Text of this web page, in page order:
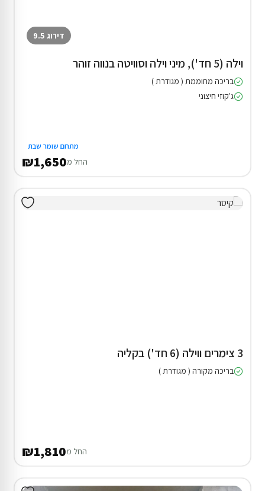
דירוג 9.5
וילה (5 חד'), מיני וילה וסוויטה בנווה זוהר
בריכה מחוממת ( מגודרת )
ג'קוזי חיצוני
מתחם שומר שבת
החל מ₪1,650
3 צימרים ווילה (6 חד') בקליה
בריכה מקורה ( מגודרת )
החל מ₪1,810